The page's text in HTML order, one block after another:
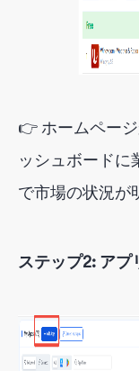
👉 ホームペー
ッシュボードに
で市場の状況が
ステップ2: アプ